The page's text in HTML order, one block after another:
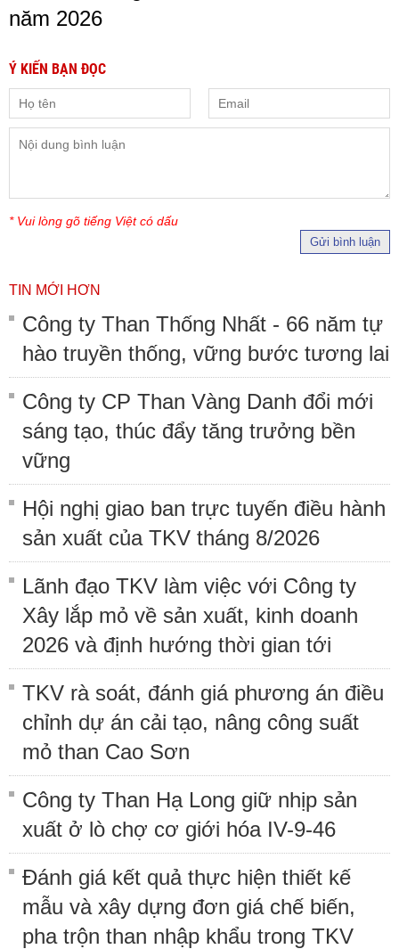
năm 2026
Ý KIẾN BẠN ĐỌC
* Vui lòng gõ tiếng Việt có dấu
Gửi bình luận
TIN MỚI HƠN
Công ty Than Thống Nhất - 66 năm tự
hào truyền thống, vững bước tương lai
Công ty CP Than Vàng Danh đổi mới
sáng tạo, thúc đẩy tăng trưởng bền
vững
Hội nghị giao ban trực tuyến điều hành
sản xuất của TKV tháng 8/2026
Lãnh đạo TKV làm việc với Công ty
Xây lắp mỏ về sản xuất, kinh doanh
2026 và định hướng thời gian tới
TKV rà soát, đánh giá phương án điều
chỉnh dự án cải tạo, nâng công suất
mỏ than Cao Sơn
Công ty Than Hạ Long giữ nhịp sản
xuất ở lò chợ cơ giới hóa IV-9-46
Đánh giá kết quả thực hiện thiết kế
mẫu và xây dựng đơn giá chế biến,
pha trộn than nhập khẩu trong TKV